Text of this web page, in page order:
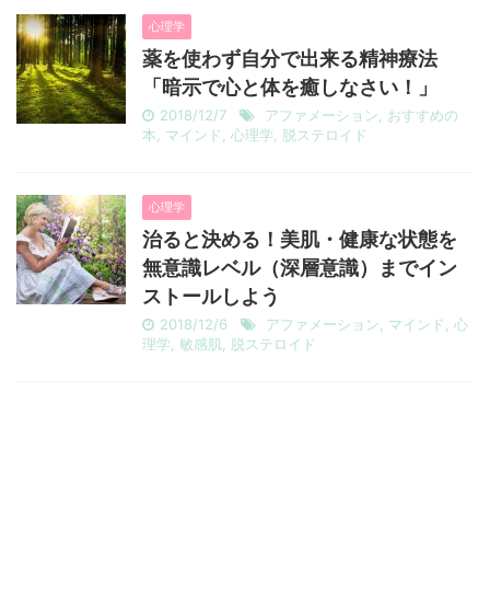
心理学
薬を使わず自分で出来る精神療法
「暗示で心と体を癒しなさい！」
2018/12/7 アファメーション
おすすめの
本
マインド 心理学 脱ステロイド
心理学
治ると決める！美肌・健康な状態を
無意識レベル（深層意識）までイン
ストールしよう
2018/12/6 アファメーション マインド
心
理学 敏感肌 脱ステロイド